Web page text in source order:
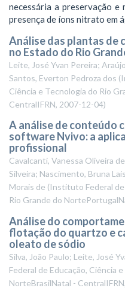
necessária a preservação e
presença de íons nitrato em
Análise das plantas de
no Estado do Rio
Leite, José Yvan Pereira;
Santos, Everton Pedroza dos (
Ciência e Tecnologia do Rio
CentralIFRN, 2007-12-04)
A análise de conteúdo
software Nvivo: a
profissional
Cavalcanti, Vanessa Oliveira
Silveira; Nascimento, Bruna
Morais de (Instituto Federal de
Rio Grande do
Análise do
flotação do quartzo e
oleato de sódio
Silva, João Paulo; Leite, José
Federal de Educação, Ciência
NorteBrasilNatal - CentralIFRN,